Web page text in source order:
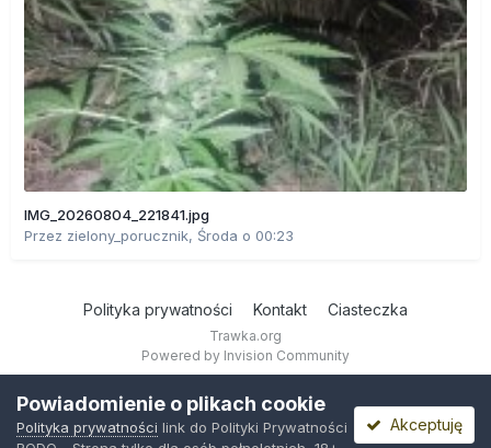
IMG_20260804_221841.jpg
Przez zielony_porucznik, Środa o 00:23
Polityka prywatności Kontakt Ciasteczka
Trawka.org
Powered by Invision Community
Powiadomienie o plikach cookie
Polityka prywatności link do Polityki Prywatności
Akceptuję